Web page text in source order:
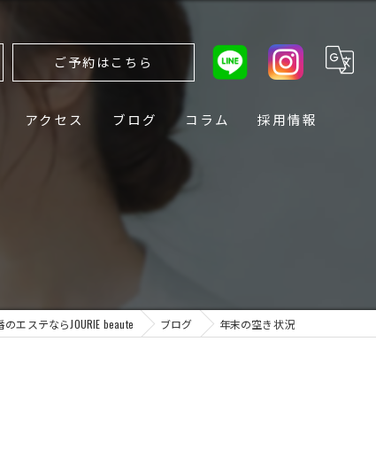
ご予約はこちら
アクセス ブログ コラム 採用情報
エステならJOURIE beaute ブログ 年末の空き状況